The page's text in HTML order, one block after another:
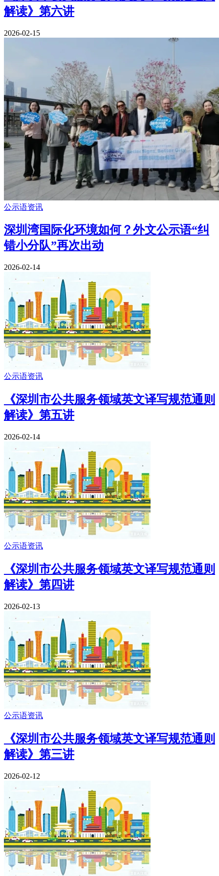
解读》第六讲
2026-02-15
公示语资讯
深圳湾国际化环境如何？外文公示语“纠
错小分队”再次出动
2026-02-14
公示语资讯
《深圳市公共服务领域英文译写规范通则
解读》第五讲
2026-02-14
公示语资讯
《深圳市公共服务领域英文译写规范通则
解读》第四讲
2026-02-13
公示语资讯
《深圳市公共服务领域英文译写规范通则
解读》第三讲
2026-02-12